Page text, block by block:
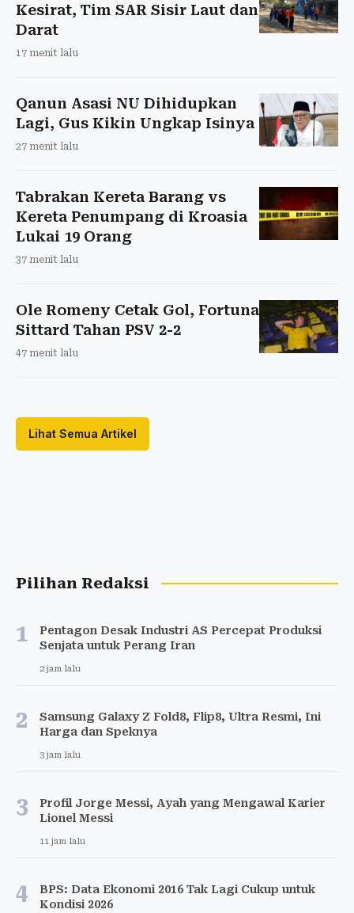
Kesirat, Tim SAR Sisir Laut dan
Darat
17 menit lalu
Qanun Asasi NU Dihidupkan
Lagi, Gus Kikin Ungkap Isinya
27 menit lalu
Tabrakan Kereta Barang vs
Kereta Penumpang di Kroasia
Lukai 19 Orang
37 menit lalu
Ole Romeny Cetak Gol, Fortuna
Sittard Tahan PSV 2-2
47 menit lalu
Lihat Semua Artikel
Pilihan Redaksi
1
Pentagon Desak Industri AS Percepat Produksi
Senjata untuk Perang Iran
2 jam lalu
2
Samsung Galaxy Z Fold8, Flip8, Ultra Resmi, Ini
Harga dan Speknya
3 jam lalu
3
Profil Jorge Messi, Ayah yang Mengawal Karier
Lionel Messi
11 jam lalu
4
BPS: Data Ekonomi 2016 Tak Lagi Cukup untuk
Kondisi 2026